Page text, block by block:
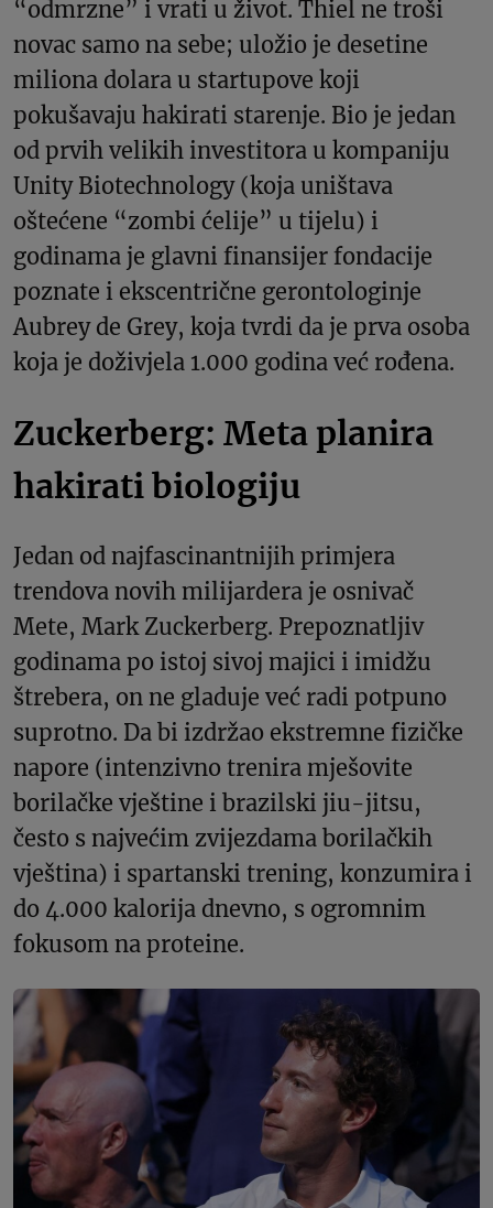
“odmrzne” i vrati u život. Thiel ne troši
novac samo na sebe; uložio je desetine
miliona dolara u startupove koji
pokušavaju hakirati starenje. Bio je jedan
od prvih velikih investitora u kompaniju
Unity Biotechnology (koja uništava
oštećene “zombi ćelije” u tijelu) i
godinama je glavni finansijer fondacije
poznate i ekscentrične gerontologinje
Aubrey de Grey, koja tvrdi da je prva osoba
koja je doživjela 1.000 godina već rođena.
Zuckerberg: Meta planira
hakirati biologiju
Jedan od najfascinantnijih primjera
trendova novih milijardera je osnivač
Mete, Mark Zuckerberg. Prepoznatljiv
godinama po istoj sivoj majici i imidžu
štrebera, on ne gladuje već radi potpuno
suprotno. Da bi izdržao ekstremne fizičke
napore (intenzivno trenira mješovite
borilačke vještine i brazilski jiu-jitsu,
često s najvećim zvijezdama borilačkih
vještina) i spartanski trening, konzumira i
do 4.000 kalorija dnevno, s ogromnim
fokusom na proteine.